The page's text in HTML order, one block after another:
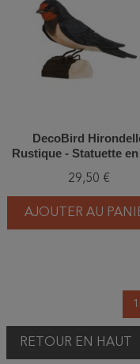
DecoBird
Rustique - Statuette
29,50 €
AJOUTER AU
1
RETOUR EN HAUT